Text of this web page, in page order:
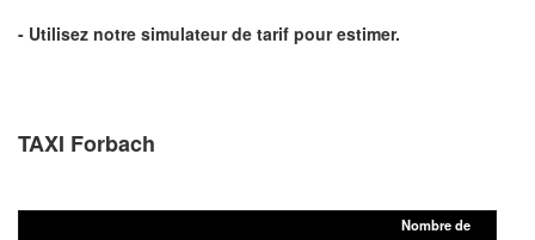
- Utilisez notre simulateur de tarif pour estimer.
TAXI Forbach
Nombre de